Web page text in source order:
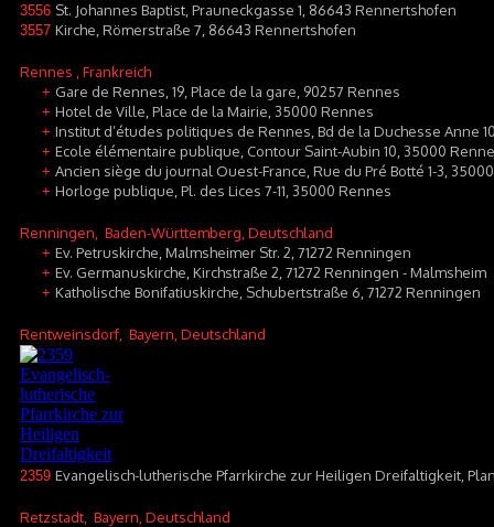
3556 St. Johannes Baptist, Prauneckgasse 1, 86643 Rennertshofen
3557 Kirche, Römerstraße 7, 86643 Rennertshofen
Rennes , Frankreich
+ Gare de Rennes, 19, Place de la gare, 90257 Rennes
+ Hotel de Ville, Place de la Mairie, 35000 Rennes
+ Institut d’études politiques de Rennes, Bd de la Duchesse Anne
+ Ecole élémentaire publique, Contour Saint-Aubin 10, 35000
+ Ancien siège du journal Ouest-France, Rue du Pré Botté 1-3,
+ Horloge publique, Pl. des Lices 7-11, 35000 Rennes
Renningen , Baden-Württemberg, Deutschland
+ Ev. Petruskirche, Malmsheimer Str. 2, 71272 Renningen
+ Ev. Germanuskirche, Kirchstraße 2, 71272 Renningen - Malmsheim
+ Katholische Bonifatiuskirche, Schubertstraße 6, 71272 Renningen
Rentweinsdorf , Bayern, Deutschland
2359 Evangelisch-lutherische Pfarrkirche zur Heiligen Dreifaltigkeit,
Retzstadt , Bayern, Deutschland